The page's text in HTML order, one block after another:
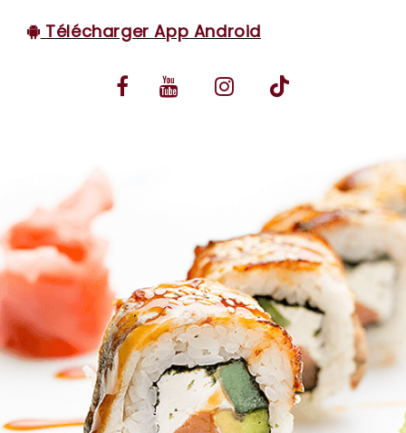
VOS AVIS
MENTIONS LÉGALES
Télécharger App Android